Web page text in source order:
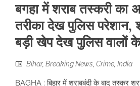
बगहा में शराब तस्करी का
तरीका देख पुलिस परेशान,
बड़ी खेप देख पुलिस वालों
Bihar, Breaking News, Crime, India
BAGHA : बिहार में शराबबंदी के बाद तस्कर